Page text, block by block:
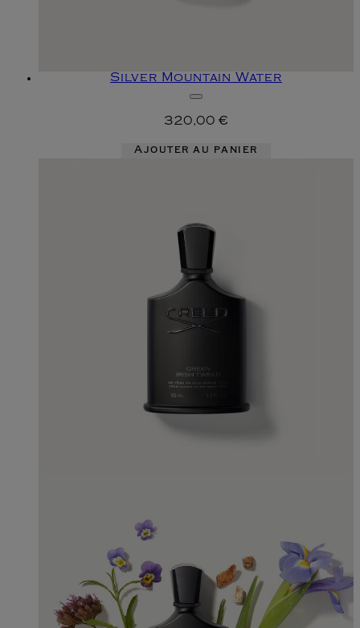
Silver Mountain Water
320,00 €
Ajouter au panier